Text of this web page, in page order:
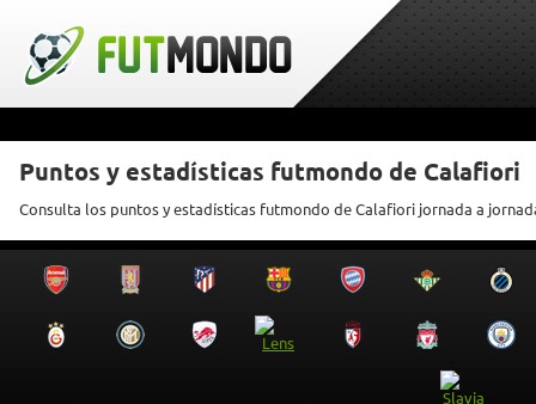
Puntos y estadísticas futmondo de Calafiori
Consulta los puntos y estadísticas futmondo de Calafiori jornada a